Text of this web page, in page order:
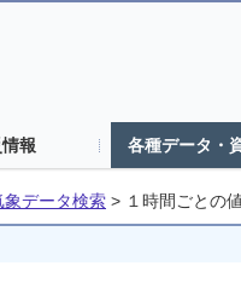
報 各種データ・
象データ検索 > １時間ごとの